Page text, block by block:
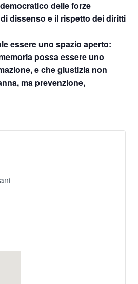
delle forze
dissenso e il rispetto dei diritti
essere uno spazio aperto:
possa essere uno
e che giustizia non
ma prevenzione,